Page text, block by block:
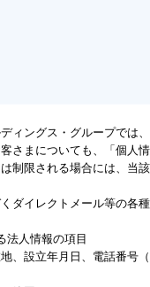
ィングス・グループでは
さまについても、「個人
制限される場合には、当
ダイレクトメール等の各
法人情報の項目
、設立年月日、電話番号